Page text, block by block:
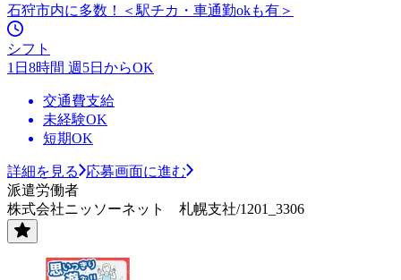
石狩市内に多数！＜駅チカ・車通勤okも有＞
シフト
1日8時間 週5日からOK
交通費支給
未経験OK
短期OK
詳細を見る
応募画面に進む
派遣労働者
株式会社ニッソーネット 札幌支社/1201_3306